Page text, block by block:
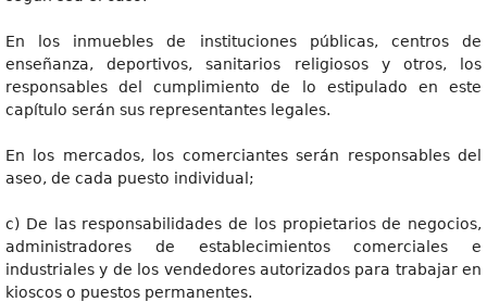
En los inmuebles de instituciones públicas, centros de
enseñanza, deportivos, sanitarios religiosos y otros, los
responsables del cumplimiento de lo estipulado en este
capítulo serán sus representantes legales.
En los mercados, los comerciantes serán responsables del
aseo, de cada puesto individual;
c) De las responsabilidades de los propietarios de negocios,
administradores de establecimientos comerciales e
industriales y de los vendedores autorizados para trabajar en
kioscos o puestos permanentes.